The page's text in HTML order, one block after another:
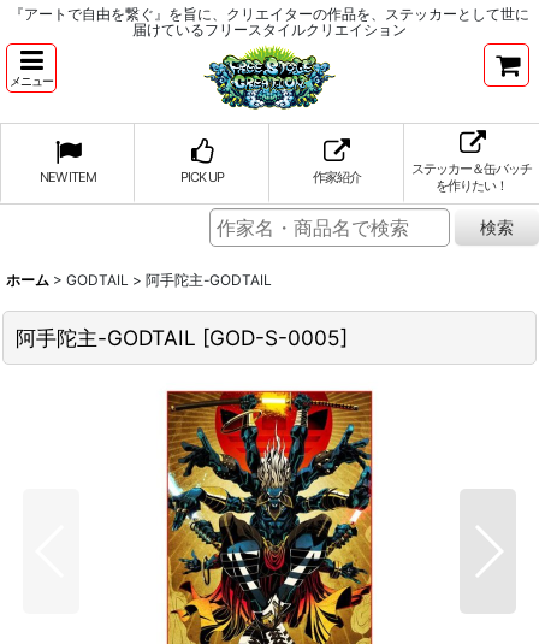
『アートで自由を繋ぐ』を旨に、クリエイターの作品を、ステッカーとして世に
届けているフリースタイルクリエイション
メニュー
NEW ITEM PICK UP 作家紹介
ステッカー＆缶バッチ
を作りたい！
ホーム > GODTAIL > 阿手陀主-GODTAIL
阿手陀主-GODTAIL [GOD-S-0005]